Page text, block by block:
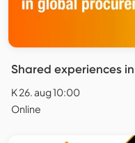
Shared experiences
K 26. aug 10:00
Online